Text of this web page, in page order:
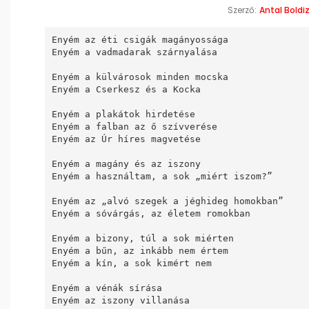
Szerző: Antal
Enyém az éti csigák magányossága
Enyém a vadmadarak szárnyalása
Enyém a külvárosok minden mocska
Enyém a Cserkesz és a Kocka
Enyém a plakátok hirdetése
Enyém a falban az ő szívverése
Enyém az Úr híres magvetése
Enyém a magány és az iszony
Enyém a használtam, a sok „miért iszom?”
Enyém az „alvó szegek a jéghideg homokban”
Enyém a sóvárgás, az életem romokban
Enyém a bizony, túl a sok miérten
Enyém a bűn, az inkább nem értem
Enyém a kín, a sok kimért nem
Enyém a vénák sírása
Enyém az iszony villanása